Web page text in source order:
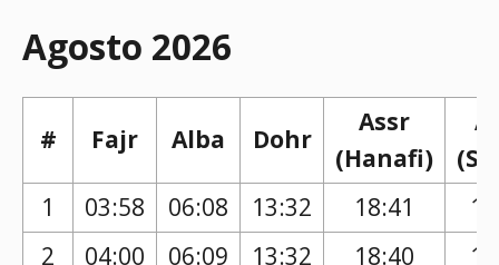
Agosto 2026
# Fajr Alba Dohr
Assr
(Hanafi)
1
03:58 06:08 13:32 18:41
2
04:00 06:09 13:32 18:40